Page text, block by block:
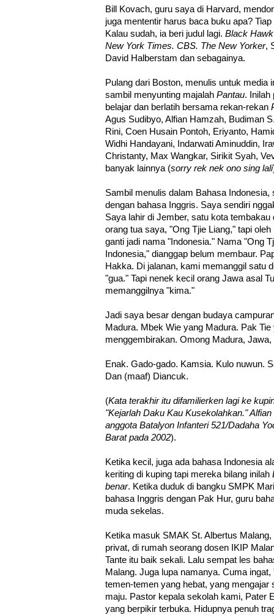
Bill Kovach, guru saya di Harvard,
juga mententir harus baca buku apa?
Kalau sudah, ia beri judul lagi. Black
New York Times. CBS. The New Yorker,
David Halberstam dan sebagainya.
Pulang dari Boston, menulis untuk media
sambil menyunting majalah Pantau. Inilah
belajar dan berlatih bersama rekan-rekan
Agus Sudibyo, Alfian Hamzah, Budiman
Rini, Coen Husain Pontoh, Eriyanto,
Widhi Handayani, Indarwati Aminuddin,
Christanty, Max Wangkar, Sirikit Syah,
banyak lainnya (sorry rek nek ono sing lali
Sambil menulis dalam Bahasa
dengan bahasa Inggris. Saya sendiri
Saya lahir di Jember, satu kota
orang tua saya, "Ong Tjie Liang," tapi
ganti jadi nama "Indonesia." Nama "Ong
Indonesia," dianggap belum membaur.
Hakka. Di jalanan, kami memanggil satu
"gua." Tapi nenek kecil orang Jawa asal
memanggilnya "kima."
Jadi saya besar dengan budaya
Madura. Mbek Wie yang Madura. Pak
menggembirakan. Omong Madura,
Enak. Gado-gado. Kamsia. Kulo nuwun.
Dan (maaf) Diancuk.
(Kata terakhir itu difamilierken lagi ke
"Kejarlah Daku Kau Kusekolahkan."
anggota Batalyon Infanteri 521/Dadaha
Barat pada 2002).
Ketika kecil, juga ada bahasa Indonesia
keriting di kuping tapi mereka bilang inilah
benar. Ketika duduk di bangku SMPK
bahasa Inggris dengan Pak Hur, guru
muda sekelas.
Ketika masuk SMAK St. Albertus
privat, di rumah seorang dosen IKIP
Tante itu baik sekali. Lalu sempat les
Malang. Juga lupa namanya. Cuma ingat,
temen-temen yang hebat, yang mengajar
maju. Pastor kepala sekolah kami, Pater
yang berpikir terbuka. Hidupnya penuh